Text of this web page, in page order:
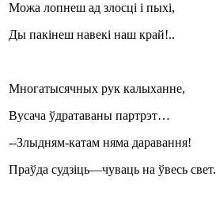
Можа лопнеш ад злосці і пыхі,
Ды пакінеш навекі наш край!..
Многатысячных рук калыханне,
Вусача ўдратаваны партрэт…
--Злыдням-катам няма даравання!
Праўда судзіць—чуваць на ўвесь свет.